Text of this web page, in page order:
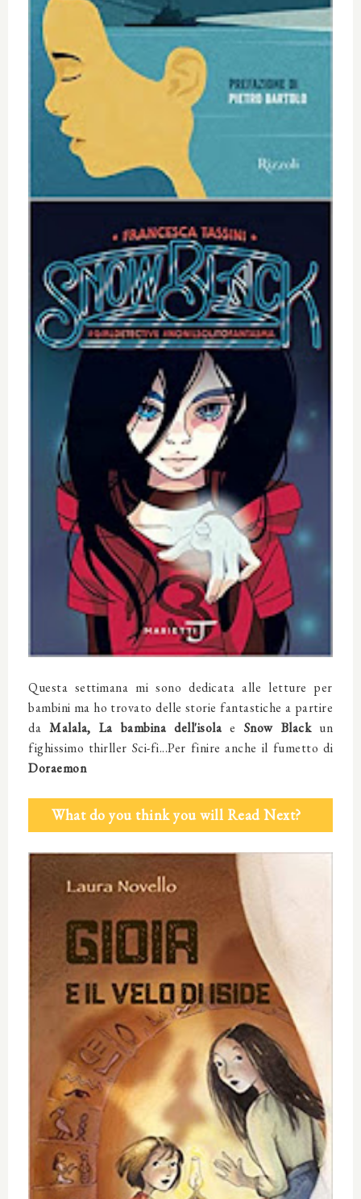
Questa settimana mi sono dedicata alle letture per
bambini ma ho trovato delle storie fantastiche a partire
da Malala, La bambina dell'isola e Snow Blackun
fighissimo thirller Sci-fi...Per finire anche il fumetto di
Doraemon
What do you think you will Read Next?